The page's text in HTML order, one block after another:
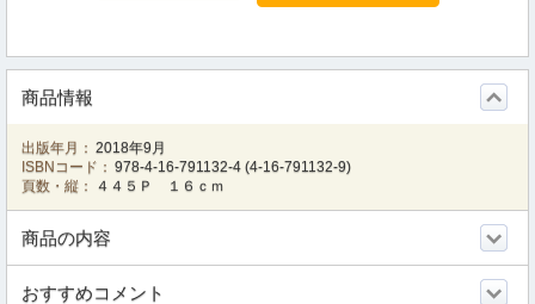
商品情報
出版年月： 2018年9月
ISBNコード： 978-4-16-791132-4 (4-16-791132-9)
頁数・縦：
４４５Ｐ １６ｃｍ
商品の内容
おすすめコメント